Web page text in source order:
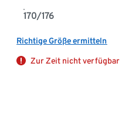
170/176
Richtige Größe ermitteln
Zur Zeit nicht verfügbar